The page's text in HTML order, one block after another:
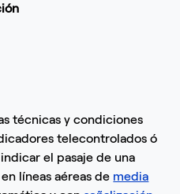
técnicas y condiciones
telecontrolados ó
el pasaje de una
en líneas aéreas de media